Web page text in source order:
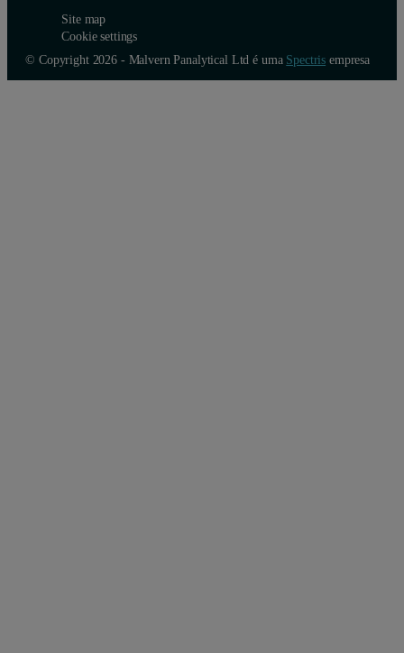
Site map
Cookie settings
© Copyright 2026 - Malvern Panalytical Ltd é uma Spectris empresa